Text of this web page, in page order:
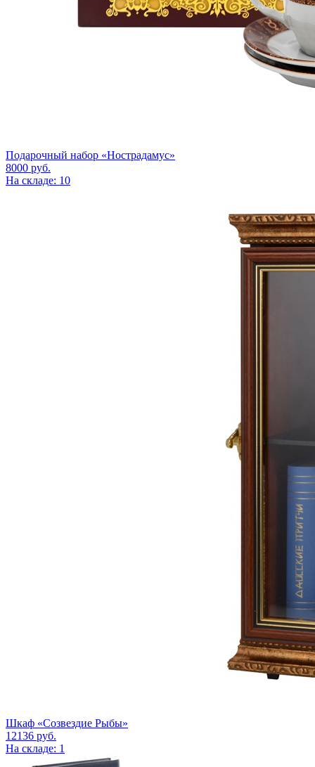
Подарочный набор «Нострадамус»
8000 руб.
На складе: 10
Шкаф «Созвездие Рыбы»
12136 руб.
На складе: 1